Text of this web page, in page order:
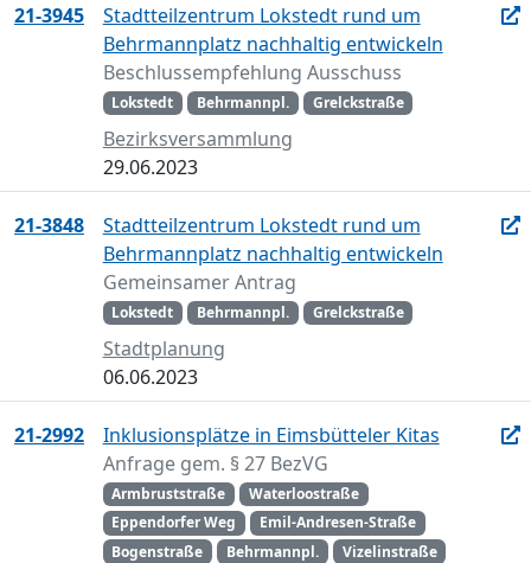
21-3945
Stadtteilzentrum Lokstedt rund um
Behrmannplatz nachhaltig entwickeln
Beschlussempfehlung Ausschuss
Lokstedt Behrmannpl. Grelckstraße
Bezirksversammlung
29.06.2023
21-3848
Stadtteilzentrum Lokstedt rund um
Behrmannplatz nachhaltig entwickeln
Gemeinsamer Antrag
Lokstedt Behrmannpl. Grelckstraße
Stadtplanung
06.06.2023
21-2992
Inklusionsplätze in Eimsbütteler Kitas
Anfrage gem. § 27 BezVG
Armbruststraße
Waterloostraße
Eppendorfer Weg
Emil-Andresen-Straße
Bogenstraße
Behrmannpl.
Vizelinstraße